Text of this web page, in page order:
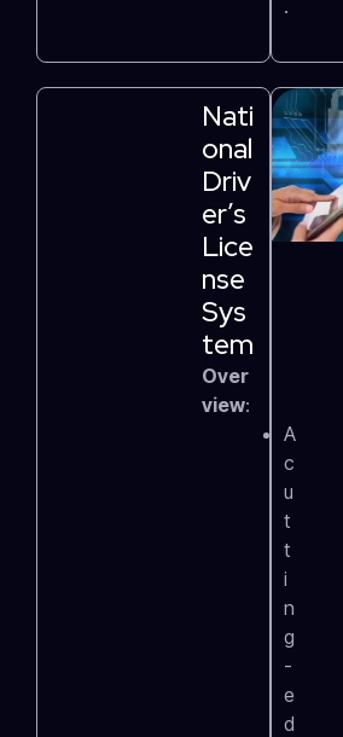
.
Nati
Onal
Driv
Er’s
Lice
Nse
Sys
Tem
Over
view:
A
c
u
t
t
i
n
g
-
e
d